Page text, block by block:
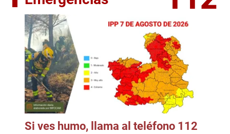
Si ves humo, llama al teléfono 112